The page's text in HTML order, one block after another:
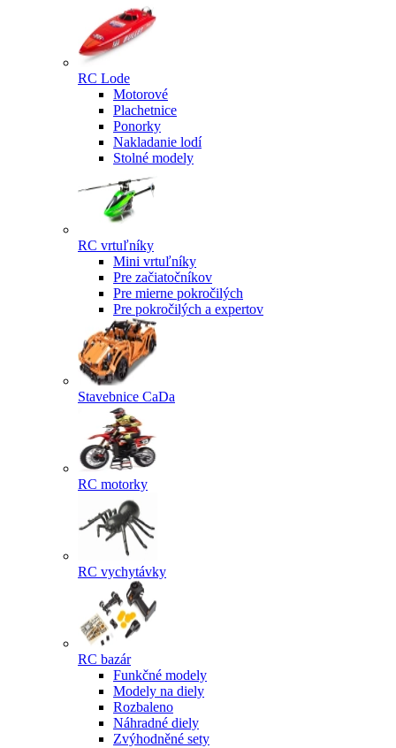
RC Lode
Motorové
Plachetnice
Ponorky
Nakladanie lodí
Stolné modely
RC vrtuľníky
Mini vrtuľníky
Pre začiatočníkov
Pre mierne pokročilých
Pre pokročilých a expertov
Stavebnice CaDa
RC motorky
RC vychytávky
RC bazár
Funkčné modely
Modely na diely
Rozbaleno
Náhradné diely
Zvýhodněné sety